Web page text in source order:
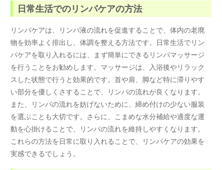
日常生活でのリンパケアの方法
リンパケアは、リンパ液の流れを促進することで、体内の老廃
物を効率よく排出し、体調を整える方法です。日常生活でリン
パケアを取り入れるには、まず簡単にできるリンパマッサージ
を行うことをお勧めします。マッサージは、入浴後やリラック
スした状態で行うと効果的です。首や肩、脚など特に滞りやす
い部分を優しくさすることで、リンパの流れが良くなります。
また、リンパの流れを妨げないために、締め付けの少ない服装
を選ぶことも大切です。さらに、こまめな水分補給や適度な運
動を心掛けることで、リンパの流れを維持しやすくなります。
これらの方法を日常に取り入れることで、リンパケアの効果を
実感できるでしょう。